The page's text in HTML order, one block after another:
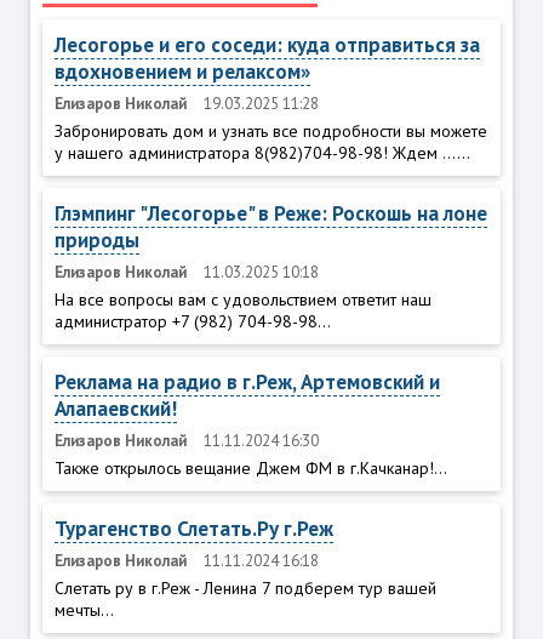
Лесогорье и его соседи: куда отправиться за
вдохновением и релаксом»
Елизаров Николай 19.03.2025 11:28
Забронировать дом и узнать все подробности вы можете
у нашего администратора 8(982)704-98-98! Ждем ......
Глэмпинг "Лесогорье" в Реже: Роскошь на лоне
природы
Елизаров Николай 11.03.2025 10:18
На все вопросы вам с удовольствием ответит наш
администратор +7 (982) 704-98-98...
Реклама на радио в г.Реж, Артемовский и
Алапаевский!
Елизаров Николай 11.11.2024 16:30
Также открылось вещание Джем ФМ в г.Качканар!...
Турагенство Слетать.Ру г.Реж
Елизаров Николай 11.11.2024 16:18
Слетать ру в г.Реж - Ленина 7 подберем тур вашей
мечты...